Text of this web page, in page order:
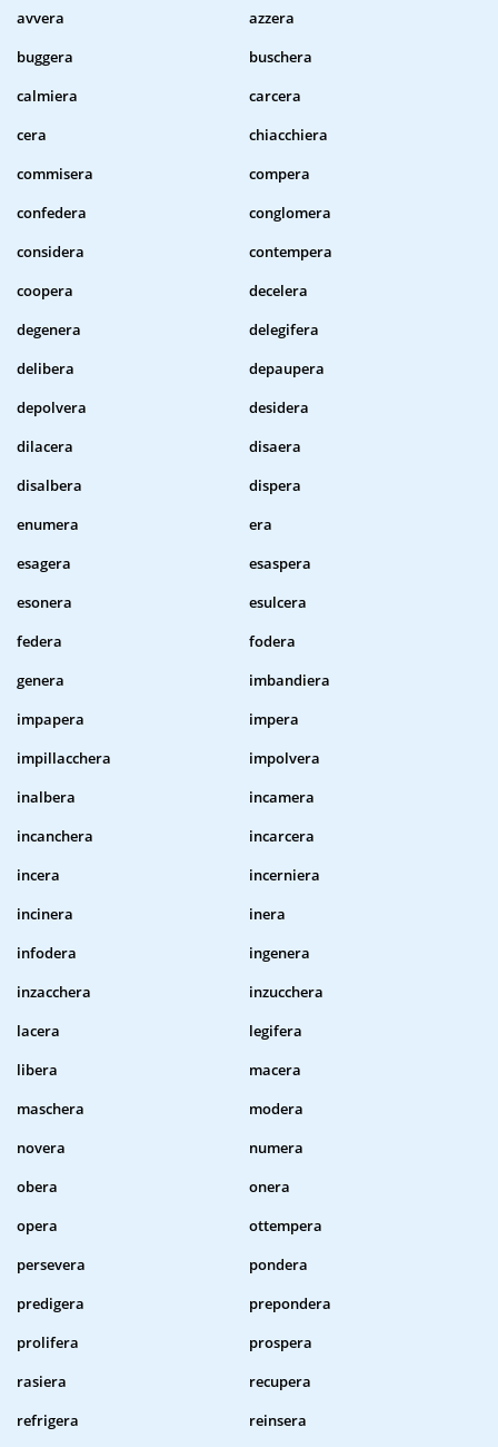
avvera
azzera
buggera
buschera
calmiera
carcera
cera
chiacchiera
commisera
compera
confedera
conglomera
considera
contempera
coopera
decelera
degenera
delegifera
delibera
depaupera
depolvera
desidera
dilacera
disaera
disalbera
dispera
enumera
era
esagera
esaspera
esonera
esulcera
federa
fodera
genera
imbandiera
impapera
impera
impillacchera
impolvera
inalbera
incamera
incanchera
incarcera
incera
incerniera
incinera
inera
infodera
ingenera
inzacchera
inzucchera
lacera
legifera
libera
macera
maschera
modera
novera
numera
obera
onera
opera
ottempera
persevera
pondera
predigera
prepondera
prolifera
prospera
rasiera
recupera
refrigera
reinsera